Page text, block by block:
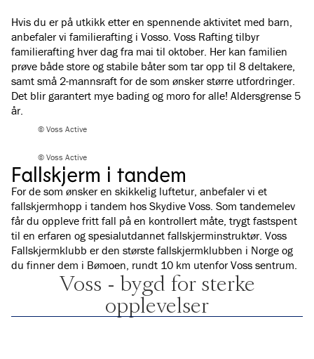
Hvis du er på utkikk etter en spennende aktivitet med barn,
anbefaler vi familierafting i Vosso. Voss Rafting tilbyr
familierafting hver dag fra mai til oktober. Her kan familien
prøve både store og stabile båter som tar opp til 8 deltakere,
samt små 2-mannsraft for de som ønsker større utfordringer.
Det blir garantert mye bading og moro for alle! Aldersgrense 5
år.
© Voss Active
© Voss Active
Fallskjerm i tandem
For de som ønsker en skikkelig luftetur, anbefaler vi et
fallskjermhopp i tandem hos Skydive Voss. Som tandemelev
får du oppleve fritt fall på en kontrollert måte, trygt fastspent
til en erfaren og spesialutdannet fallskjerminstruktør. Voss
Fallskjermklubb er den største fallskjermklubben i Norge og
du finner dem i Bømoen, rundt 10 km utenfor Voss sentrum.
Voss - bygd for sterke
opplevelser